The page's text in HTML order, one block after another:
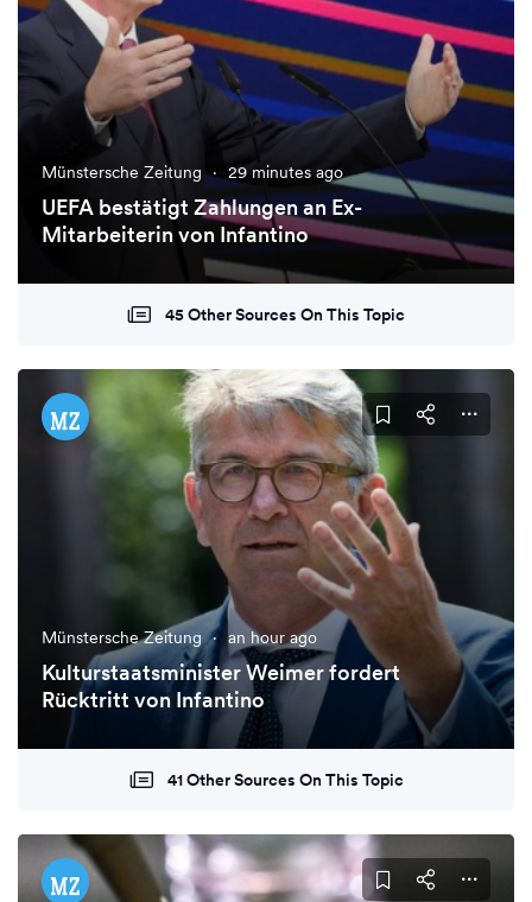
Münstersche Zeitung · 29 minutes ago
UEFA bestätigt Zahlungen an Ex-
Mitarbeiterin von Infantino
45 Other Sources On This Topic
Münstersche Zeitung · an hour ago
Kulturstaatsminister Weimer fordert
Rücktritt von Infantino
41 Other Sources On This Topic